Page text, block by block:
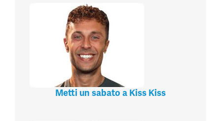
Metti un sabato a Kiss Kiss